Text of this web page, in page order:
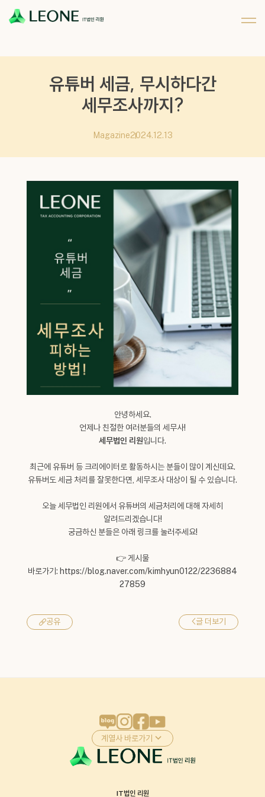
CI 소개
파트너십
리원 이야기
지원하기
유튜버 세금, 무시하다간
세무조사까지?
Magazine2024.12.13
안녕하세요.
언제나 친절한 여러분들의 세무사!
세무법인 리원입니다.
최근에 유튜버 등 크리에이터로 활동하시는 분들이 많이 계신데요.
유튜버도 세금 처리를 잘못한다면, 세무조사 대상이 될 수 있습니다.
오늘 세무법인 리원에서 유튜버의 세금처리에 대해 자세히
알려드리겠습니다!
궁금하신 분들은 아래 링크를 눌러주세요!
👉 게시물
바로가기: https://blog.naver.com/kimhyun0122/2236884
27859
공유 <글 더보기
IT법인 리원
계열사 바로가기